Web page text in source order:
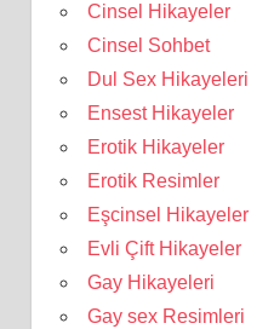
Cinsel Hikayeler
Cinsel Sohbet
Dul Sex Hikayeleri
Ensest Hikayeler
Erotik Hikayeler
Erotik Resimler
Eşcinsel Hikayeler
Evli Çift Hikayeler
Gay Hikayeleri
Gay sex Resimleri